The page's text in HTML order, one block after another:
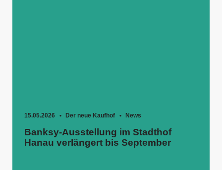
15.05.2026 Der neue Kaufhof News
Banksy-Ausstellung im Stadthof
Hanau verlängert bis September